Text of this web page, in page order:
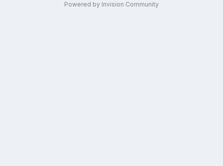
Powered by Invision Community